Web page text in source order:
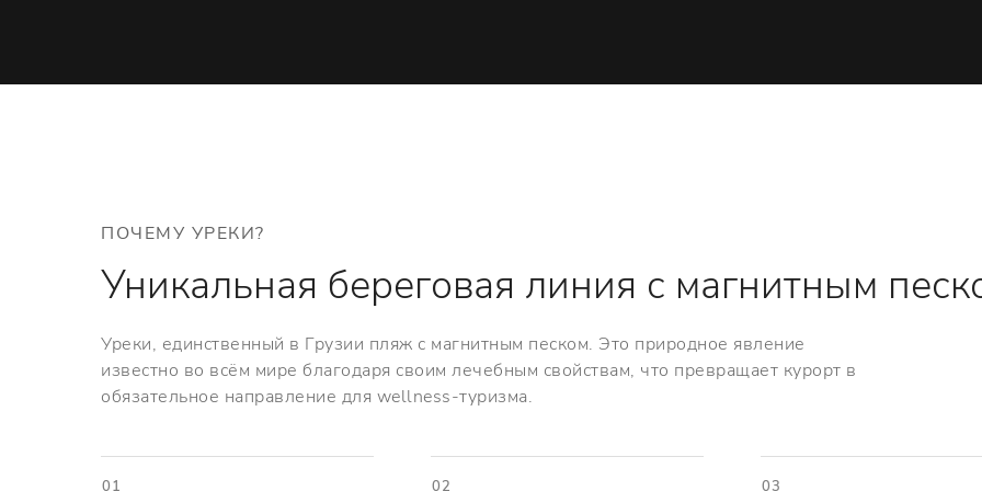
Уреки, единственный в Грузии пляж с магнитным песком. Это природное явление
известно во всём мире благодаря своим лечебным свойствам, что превращает курорт в
обязательное направление для wellness-туризма.
ПОЧЕМУ УРЕКИ?
02 03
01
Уникальная береговая линия с магнитным